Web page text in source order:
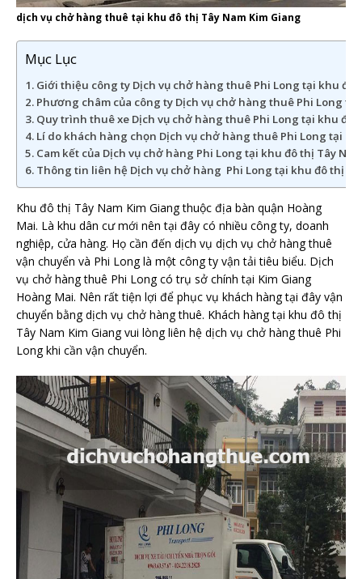
dịch vụ chở hàng thuê tại khu đô thị Tây Nam Kim Giang
Mục Lục
Giới thiệu công ty Dịch vụ chở hàng thuê Phi Long tại khu đô
Phương châm của công ty Dịch vụ chở hàng thuê Phi Long
Quy trình thuê xe Dịch vụ chở hàng thuê Phi Long tại khu đô
Lí do khách hàng chọn Dịch vụ chở hàng thuê Phi Long tại
Cam kết của Dịch vụ chở hàng Phi Long tại khu đô thị Tây
Thông tin liên hệ Dịch vụ chở hàng Phi Long tại khu đô thị
Khu đô thị Tây Nam Kim Giang thuộc địa bàn quận Hoàng
Mai. Là khu dân cư mới nên tại đây có nhiều công ty, doanh
nghiệp, cửa hàng. Họ cần đến dịch vụ dịch vụ chở hàng thuê
vận chuyển và Phi Long là một công ty vận tải tiêu biểu. Dịch
vụ chở hàng thuê Phi Long có trụ sở chính tại Kim Giang
Hoàng Mai. Nên rất tiện lợi để phục vụ khách hàng tại đây vận
chuyển bằng dịch vụ chở hàng thuê. Khách hàng tại khu đô thị
Tây Nam Kim Giang vui lòng liên hệ dịch vụ chở hàng thuê Phi
Long khi cần vận chuyển.